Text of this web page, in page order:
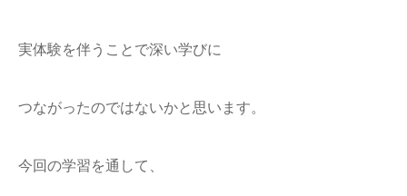
実体験を伴うことで深い学びに
つながったのではないかと思います。
今回の学習を通して、